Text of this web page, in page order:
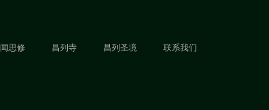
闻思修 昌列寺 昌列圣境 联系我们